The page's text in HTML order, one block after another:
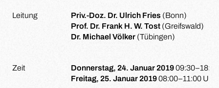
Leitung Priv.-Doz. Dr. Ulrich Fries (Bonn)
Prof. Dr. Frank H. W. Tost (Greifswald)
Dr. Michael Völker (Tübingen)
Zeit Donnerstag, 24. Januar 2019
Freitag, 25. Januar 201908:00–11:00 Uhr